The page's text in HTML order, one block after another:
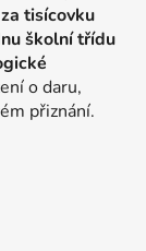
za tisícovku
školní třídu
o daru,
přiznání.